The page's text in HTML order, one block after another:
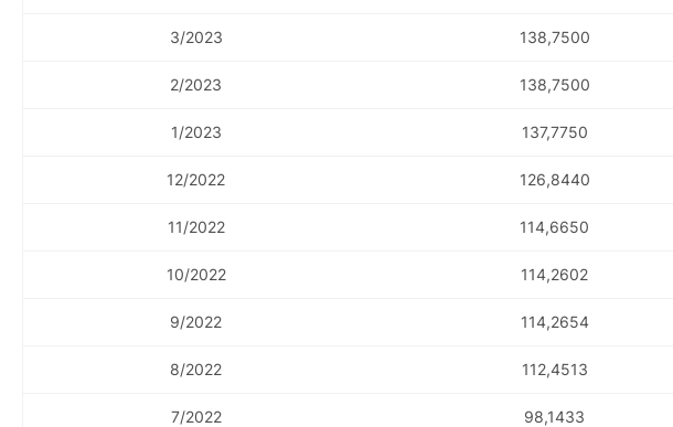
3/2023 138,7500
2/2023 138,7500
1/2023 137,7750
12/2022 126,8440
11/2022 114,6650
10/2022 114,2602
9/2022 114,2654
8/2022 112,4513
7/2022 98,1433